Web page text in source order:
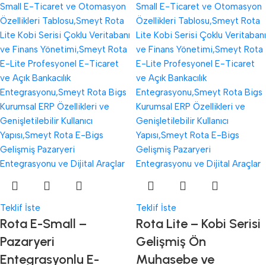
Teklif İste
Rota E-Small –
Pazaryeri
Entegrasyonlu E-
Teklif İste
Rota Lite – Kobi Serisi
Gelişmiş Ön
Muhasebe ve